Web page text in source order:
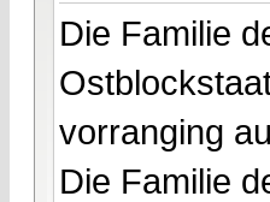
Die Familie
vorranging
Die Familie